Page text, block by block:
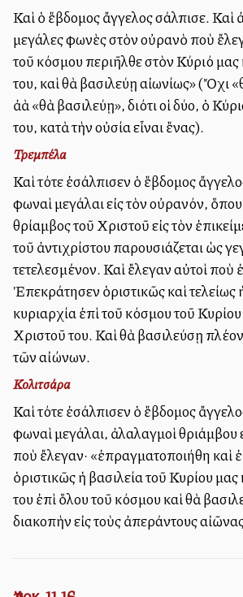
Καὶ ὁ ἕβδομος ἄγγελος σάλπισε. Καὶ
μεγάλες φωνὲς στὸν οὐρανὸ ποὺ
τοῦ κόσμου περιῆλθε στὸν Κύριό μας
του, καὶ θὰ βασιλεύῃ αἰωνίως» (Ὄχι
ἀλλὰ «θὰ βασιλεύῃ», διότι οἱ δύο, ὁ
του, κατὰ τὴν οὐσία εἶναι ἕνας).
Τρεμπέλα
Καὶ τότε ἐσάλπισεν ὁ ἕβδομος
φωναὶ μεγάλαι εἰς τὸν οὐρανόν, ὅπου
θρίαμβος τοῦ Χριστοῦ εἰς τὸν
τοῦ ἀντιχρίστου παρουσιάζεται ὡς
τετελεσμένον. Καὶ ἔλεγαν αὐτοὶ ποὺ
Ἐπεκράτησεν ὁριστικῶς καὶ τελείως
κυριαρχία ἐπὶ τοῦ κόσμου τοῦ
Χριστοῦ του. Καὶ θὰ βασιλεύσῃ
τῶν αἰώνων.
Κολιτσάρα
Καὶ τότε ἐσάλπισεν ὁ ἕβδομος
φωναὶ μεγάλαι, ἀλαλαγμοὶ θριάμβου
ποὺ ἔλεγαν· «ἐπραγματοποιήθη καὶ
ὁριστικῶς ἡ βασιλεία τοῦ Κυρίου
του ἐπὶ ὅλου τοῦ κόσμου καὶ θὰ
διακοπὴν εἰς τοὺς ἀπεράντους